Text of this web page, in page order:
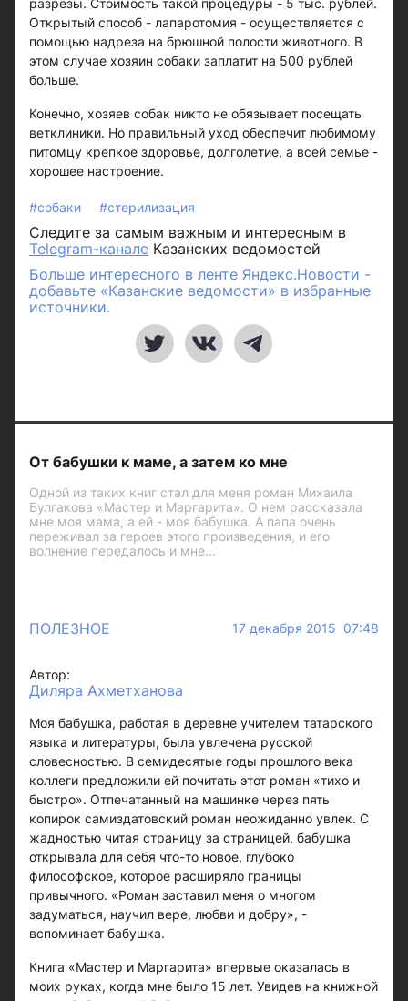
Открытый способ - лапаротомия - осуществляется с
помощью надреза на брюшной полости животного. В
этом случае хозяин собаки заплатит на 500 рублей
больше.
Конечно, хозяев собак никто не обязывает посещать
ветклиники. Но правильный уход обеспечит любимому
питомцу крепкое здоровье, долголетие, а всей семье -
хорошее настроение.
#собаки #стерилизация
Следите за самым важным и интересным в
Telegram-канале Казанских ведомостей
Больше интересного в ленте Яндекс.Новости -
добавьте «Казанские ведомости» в избранные
источники.
От бабушки к маме, а затем ко мне
Одной из таких книг стал для меня роман Михаила
Булгакова «Мастер и Маргарита». О нем рассказала
мне моя мама, а ей - моя бабушка. А папа очень
переживал за героев этого произведения, и его
волнение передалось и мне...
ПОЛЕЗНОЕ 17 декабря 2015 07:48
Автор:
Диляра Ахметханова
Моя бабушка, работая в деревне учителем татарского
языка и литературы, была увлечена русской
словесностью. В семидесятые годы прошлого века
коллеги предложили ей почитать этот роман «тихо и
быстро». Отпечатанный на машинке через пять
копирок самиздатовский роман неожиданно увлек. С
жадностью читая страницу за страницей, бабушка
открывала для себя что-то новое, глубоко
философское, которое расширяло границы
привычного. «Роман заставил меня о многом
задуматься, научил вере, любви и добру», -
вспоминает бабушка.
Книга «Мастер и Маргарита» впервые оказалась в
моих руках, когда мне было 15 лет. Увидев на книжной